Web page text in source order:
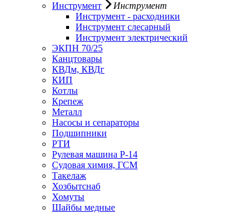
Инструмент
Инструмент
Инструмент - расходники
Инструмент слесарный
Инструмент электрический
ЭКПН 70/25
Канцтовары
КВДм, КВДг
КИП
Котлы
Крепеж
Металл
Насосы и сепараторы
Подшипники
РТИ
Рулевая машина Р-14
Судовая химия, ГСМ
Такелаж
Хозбытснаб
Хомуты
Шайбы медные